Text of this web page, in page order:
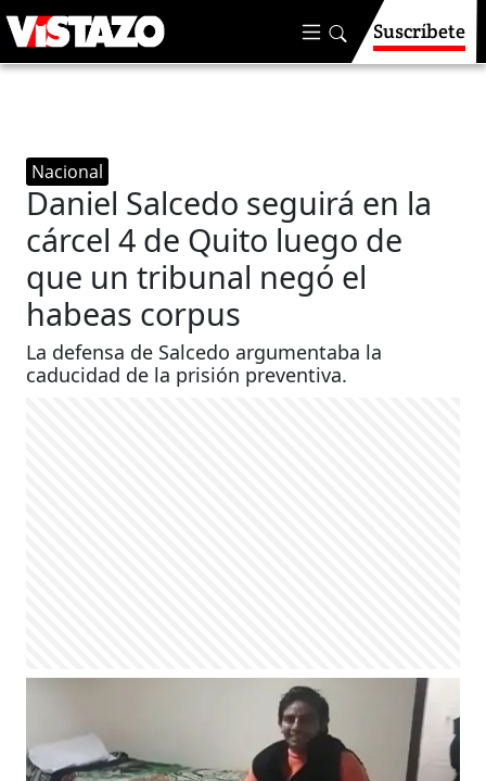
Suscríbete
Nacional
Daniel Salcedo seguirá en la
cárcel 4 de Quito luego de
que un tribunal negó el
habeas corpus
La defensa de Salcedo argumentaba la
caducidad de la prisión preventiva.